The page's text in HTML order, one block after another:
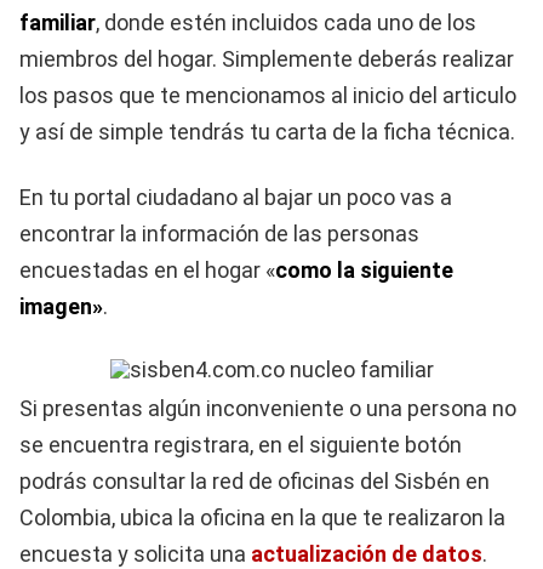
familiar, donde estén incluidos cada uno de los
miembros del hogar. Simplemente deberás realizar
los pasos que te mencionamos al inicio del articulo
y así de simple tendrás tu carta de la ficha técnica.
En tu portal ciudadano al bajar un poco vas a
encontrar la información de las personas
encuestadas en el hogar «como la siguiente
imagen».
Si presentas algún inconveniente o una persona no
se encuentra registrara, en el siguiente botón
podrás consultar la red de oficinas del Sisbén en
Colombia, ubica la oficina en la que te realizaron la
encuesta y solicita una actualización de datos.